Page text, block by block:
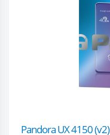
Pandora UX 4150 (v2)